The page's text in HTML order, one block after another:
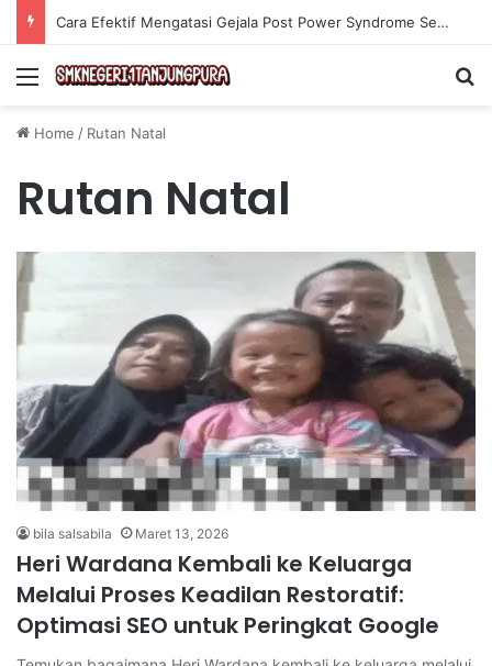
Cara Efektif Mengatasi Gejala Post Power Syndrome Setelah Pensiun Kerja
Menu
Home / Rutan Natal
Rutan Natal
bila salsabila Maret 13, 2026
Heri Wardana Kembali ke Keluarga
Melalui Proses Keadilan Restoratif:
Optimasi SEO untuk Peringkat Google